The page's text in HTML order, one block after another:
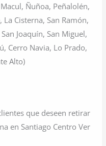
Ñuñoa, Peñalolén,
Cisterna, San Ramón,
Joaquín, San Miguel,
Cerro Navia, Lo Prado,
Alto)
que deseen retirar
en Santiago Centro Ver